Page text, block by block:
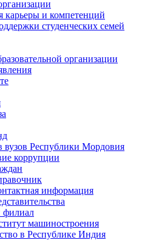
карьеры и компетенций
студенческих семей
организации
вузов Республики Мордовия
коррупции
информация
филиал
машиностроения
в Республике Индия